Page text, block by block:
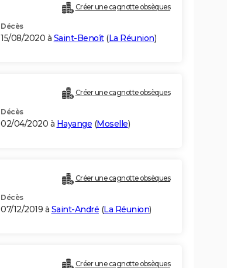
Créer une cagnotte obsèques
Décès
15/08/2020 à Saint-Benoît(La Réunion)
Créer une cagnotte obsèques
Décès
02/04/2020 à Hayange (Moselle)
Créer une cagnotte obsèques
Décès
07/12/2019 à Saint-André (La Réunion)
Créer une cagnotte obsèques